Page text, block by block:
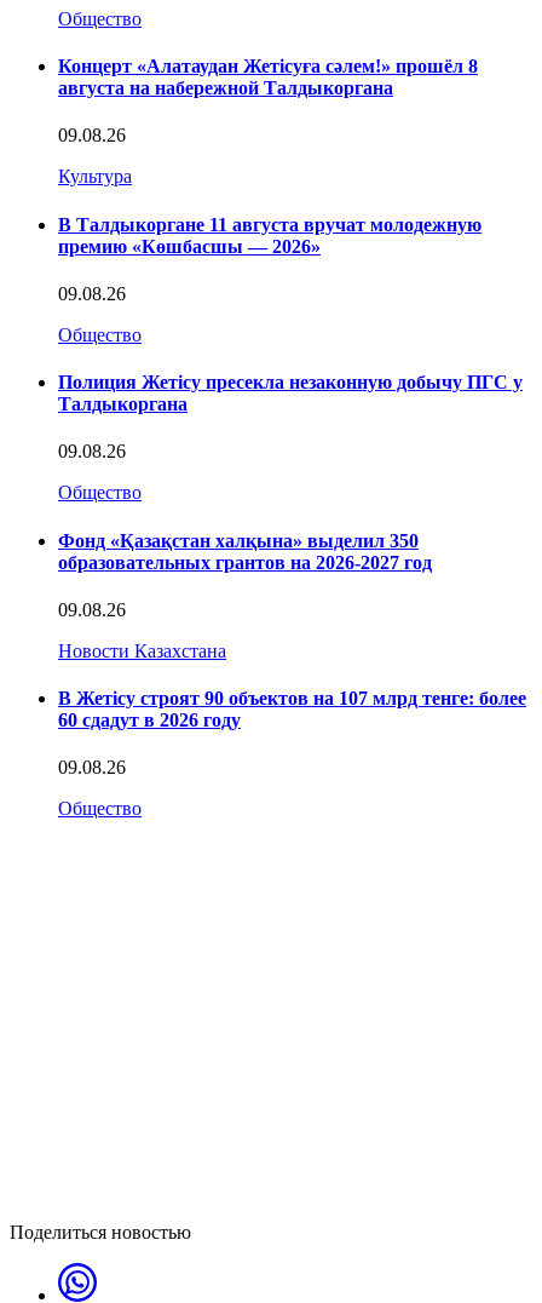
Общество
Концерт «Алатаудан Жетісуға сәлем!» прошёл 8
августа на набережной Талдыкоргана
09.08.26
Культура
В Талдыкоргане 11 августа вручат молодежную
премию «Көшбасшы — 2026»
09.08.26
Общество
Полиция Жетісу пресекла незаконную добычу ПГС у
Талдыкоргана
09.08.26
Общество
Фонд «Қазақстан халқына» выделил 350
образовательных грантов на 2026-2027 год
09.08.26
Новости Казахстана
В Жетісу строят 90 объектов на 107 млрд тенге: более
60 сдадут в 2026 году
09.08.26
Общество
Поделиться новостью